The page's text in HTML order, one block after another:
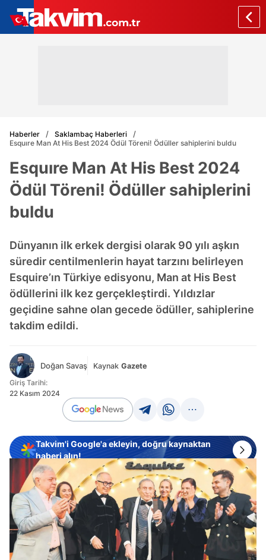
Haberler
Saklambaç Haberleri
Esquıre Man At His Best 2024 Ödül Töreni! Ödüller sahiplerini buldu
Esquıre Man At His Best 2024
Ödül Töreni! Ödüller sahiplerini
buldu
Dünyanın ilk erkek dergisi olarak 90 yılı aşkın
süredir centilmenlerin hayat tarzını belirleyen
Esquire’ın Türkiye edisyonu, Man at His Best
ödüllerini ilk kez gerçekleştirdi. Yıldızlar
geçidine sahne olan gecede ödüller, sahiplerine
takdim edildi.
Doğan Savaş Kaynak Gazete
Giriş Tarihi:
22 Kasım 2024
Takvim'i Google'a ekleyin, doğru kaynaktan
haberi alın!